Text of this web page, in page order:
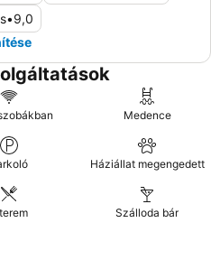
•9,0
Medence
Háziállat megengedett
Szálloda bár